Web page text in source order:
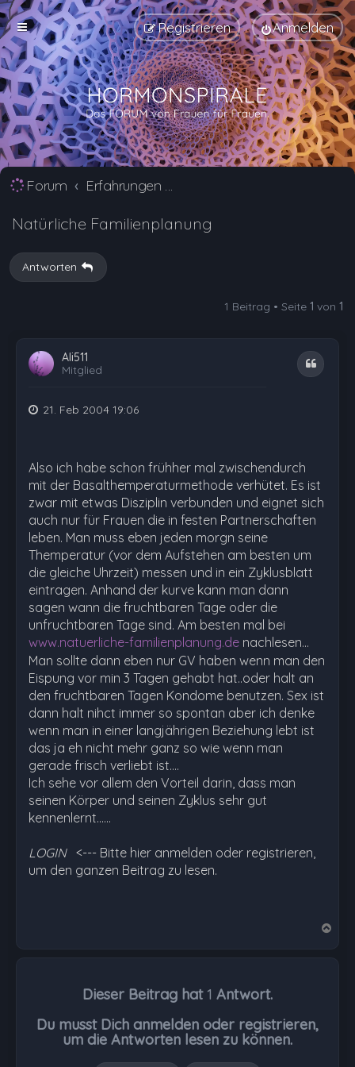
Anmelden
Registrieren
Forum Erfahrungen mit Verhütungsmittel Alternativen
Natürliche Familienplanung
Antworten
1 Beitrag • Seite 1 von 1
Ali511
Mitglied
Zitat
21. Feb 2004 19:06
Also ich habe schon frühher mal zwischendurch
mit der Basalthemperaturmethode verhütet. Es ist
zwar mit etwas Disziplin verbunden und eignet sich
auch nur für Frauen die in festen Partnerschaften
leben. Man muss eben jeden morgn seine
Themperatur (vor dem Aufstehen am besten um
die gleiche Uhrzeit) messen und in ein Zyklusblatt
eintragen. Anhand der kurve kann man dann
sagen wann die fruchtbaren Tage oder die
unfruchtbaren Tage sind. Am besten mal bei
www.natuerliche-familienplanung.de nachlesen...
Man sollte dann eben nur GV haben wenn man den
Eispung vor min 3 Tagen gehabt hat..oder halt an
den fruchtbaren Tagen Kondome benutzen. Sex ist
dann halt nihct immer so spontan aber ich denke
wenn man in einer langjährigen Beziehung lebt ist
das ja eh nicht mehr ganz so wie wenn man
gerade frisch verliebt ist....
Ich sehe vor allem den Vorteil darin, dass man
seinen Körper und seinen Zyklus sehr gut
kennenlernt...…
LOGIN <--- Bitte hier anmelden oder registrieren,
um den ganzen Beitrag zu lesen.
Dieser Beitrag hat 1 Antwort.
Du musst Dich anmelden oder registrieren,
um die Antworten lesen zu können.